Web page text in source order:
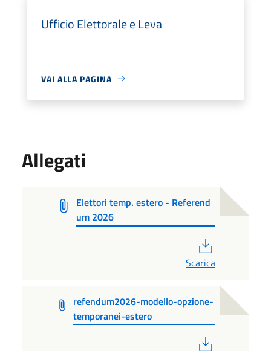
Ufficio Elettorale e Leva
VAI ALLA PAGINA
Allegati
Elettori temp. estero - Referend
um 2026
Scarica
refendum2026-modello-opzione-
temporanei-estero